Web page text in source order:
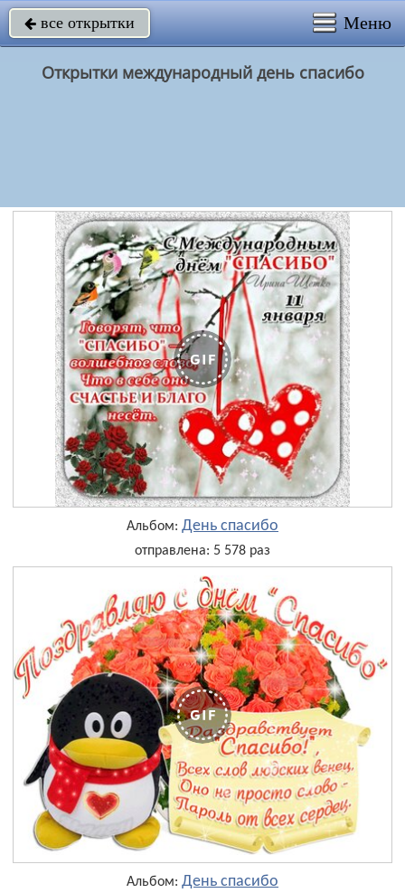
 все открытки Меню
Открытки международный день спасибо
Альбом: День cпасибо
отправлена: 5 578 раз
Альбом: День cпасибо